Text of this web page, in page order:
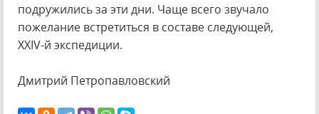
подружились за эти дни. Чаще всего звучало
пожелание встретиться в составе следующей,
XXIV-й экспедиции.
Дмитрий Петропавловский